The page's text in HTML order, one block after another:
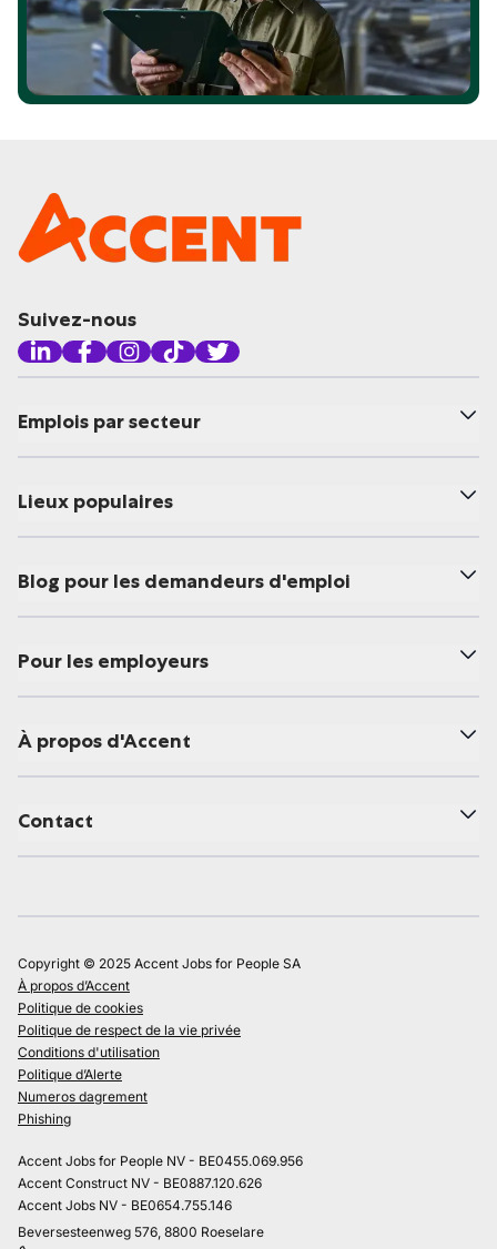
Suivez-nous
Emplois par secteur
Lieux populaires
Blog pour les demandeurs d'emploi
Pour les employeurs
À propos d'Accent
Contact
Copyright © 2025 Accent Jobs for People SA
À propos d’Accent
Politique de cookies
Politique de respect de la vie privée
Conditions d'utilisation
Politique d’Alerte
Numeros dagrement
Phishing
Accent Jobs for People NV - BE0455.069.956
Accent Construct NV - BE0887.120.626
Accent Jobs NV - BE0654.755.146
Beversesteenweg 576, 8800 Roeselare